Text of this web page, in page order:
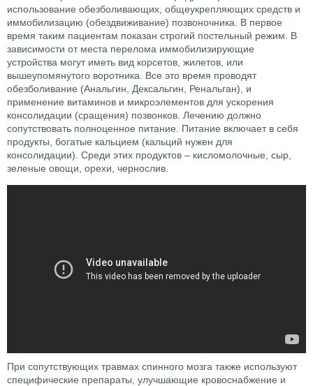
использование обезболивающих, общеукрепляющих средств и
иммобилизацию (обездвиживание) позвоночника. В первое
время таким пациентам показан строгий постельный режим. В
зависимости от места перелома иммобилизирующие
устройства могут иметь вид корсетов, жилетов, или
вышеупомянутого воротника. Все это время проводят
обезболивание (Анальгин, Дексальгин, Ренальган), и
применение витаминов и микроэлементов для ускорения
консолидации (сращения) позвонков. Лечению должно
сопутствовать полноценное питание. Питание включает в себя
продукты, богатые кальцием (кальций нужен для
консолидации). Среди этих продуктов – кисломолочные, сыр,
зеленые овощи, орехи, чернослив.
При сопутствующих травмах спинного мозга также используют
специфические препараты, улучшающие кровоснабжение и